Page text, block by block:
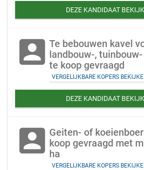
DEZE KANDIDAAT
account_box Te bebouwen kavel
landbouw-,
te koop gevraagd
VERGELIJKBARE KOPERS
DEZE KANDIDAAT
account_box Geiten- of
koop gevraagd met
ha
VERGELIJKBARE KOPERS